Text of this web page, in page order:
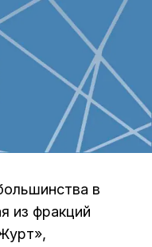
в
из фракций